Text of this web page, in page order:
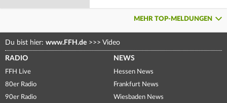
MEHR TOP-MELDUNGEN
Du bist hier: www.FFH.de >>> Video
RADIO
FFH Live
80er Radio
90er Radio
NEWS
Hessen News
Frankfurt News
Wiesbaden News